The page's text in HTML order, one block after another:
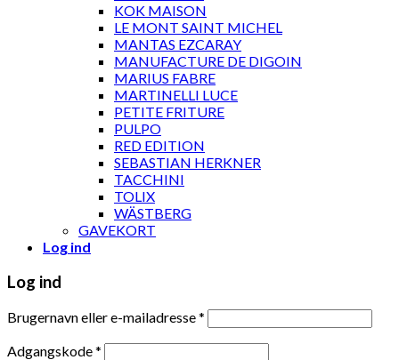
KOK MAISON
LE MONT SAINT MICHEL
MANTAS EZCARAY
MANUFACTURE DE DIGOIN
MARIUS FABRE
MARTINELLI LUCE
PETITE FRITURE
PULPO
RED EDITION
SEBASTIAN HERKNER
TACCHINI
TOLIX
WÄSTBERG
GAVEKORT
Log ind
Log ind
Brugernavn eller e-mailadresse*
Adgangskode*